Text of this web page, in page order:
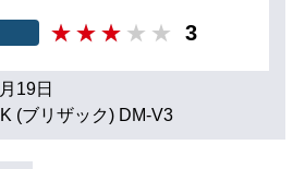
3
19日
(ブリザック) DM-V3